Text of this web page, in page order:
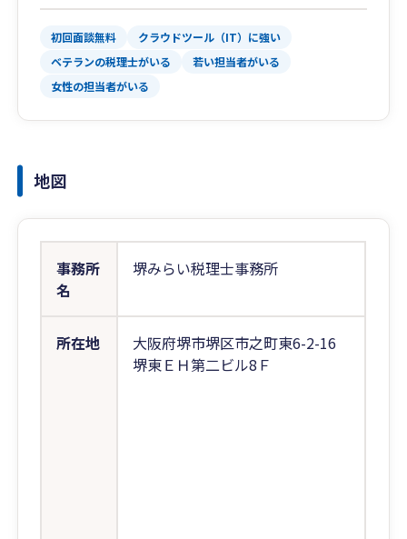
初回面談無料
クラウドツール（IT）に強い
ベテランの税理士がいる
若い担当者がいる
女性の担当者がいる
地図
事務所
名
堺みらい税理士事務所
所在地
大阪府堺市堺区市之町東6-2-16
堺東ＥＨ第二ビル8Ｆ